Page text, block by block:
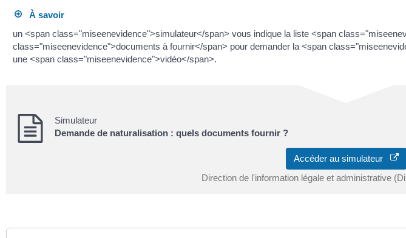
À savoir
un <span class="miseenevidence">simulateur</span> vous indique la liste <span
class="miseenevidence">documents à fournir</span> pour demander la <span
une <span class="miseenevidence">vidéo</span>.
Simulateur
Demande de naturalisation : quels documents fournir ?
Accéder au simulateur
Direction de l'information légale et administrative